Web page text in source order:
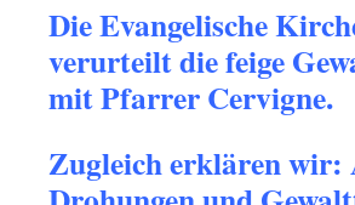
Die Evangelische
verurteilt die feige
mit Pfarrer Cervigne.
Zugleich erklären wir: